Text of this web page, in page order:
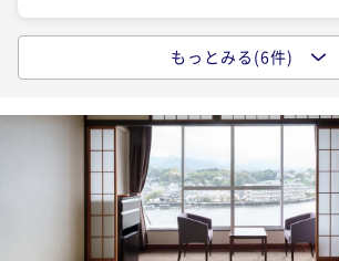
国産牛ミニステーキ等『特選会席』 グ
二食付き 現地決済可 事前決済可
IN 15:00 -
ポイント即利用で
2
【早期割28】28日前のご予約でお得に
夕食はご自由に！日田グルメを楽しむ！
朝食付き 現地決済可 事前決済可
IN 15:00 -
ポイント即利用で
2
もっとみる(6件)